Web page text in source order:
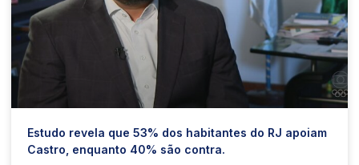
Estudo revela que 53% dos habitantes do RJ apoiam
Castro, enquanto 40% são contra.